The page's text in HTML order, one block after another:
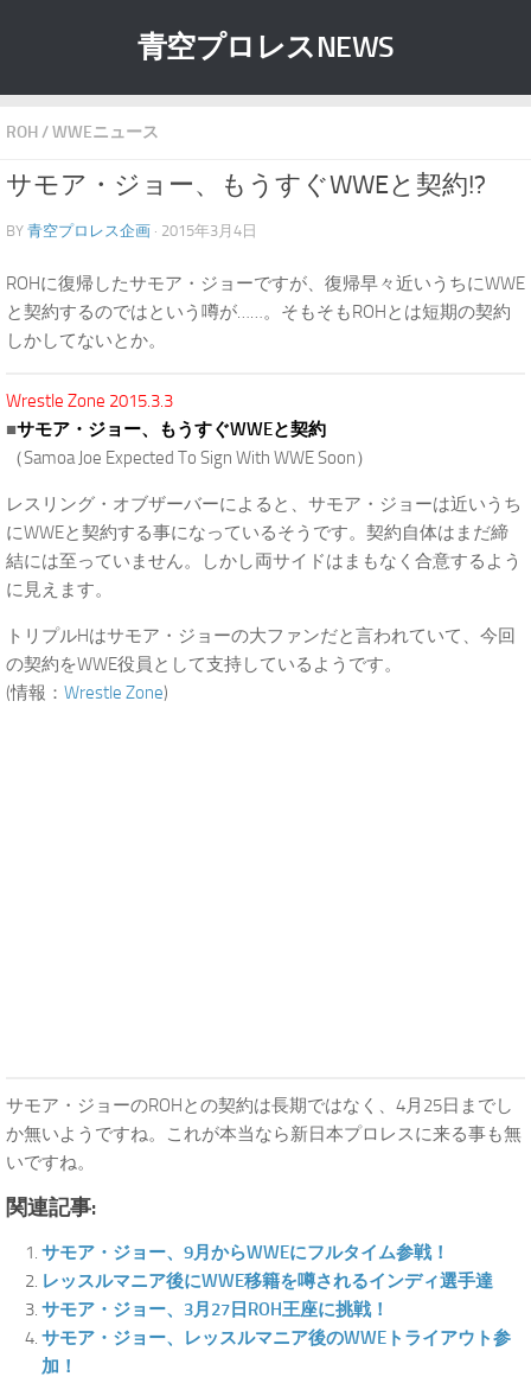
青空プロレスNEWS
ROH/WWEニュース
サモア・ジョー、もうすぐWWEと契約!?
BY 青空プロレス企画 · 2015年3月4日
ROHに復帰したサモア・ジョーですが、復帰早々近いうちにWWE
と契約するのではという噂が……。そもそもROHとは短期の契約
しかしてないとか。
Wrestle Zone 2015.3.3
■サモア・ジョー、もうすぐWWEと契約
（Samoa Joe Expected To Sign With WWE Soon）
レスリング・オブザーバーによると、サモア・ジョーは近いうち
にWWEと契約する事になっているそうです。契約自体はまだ締
結には至っていません。しかし両サイドはまもなく合意するよう
に見えます。
トリプルHはサモア・ジョーの大ファンだと言われていて、今回
の契約をWWE役員として支持しているようです。
(情報： Wrestle Zone)
サモア・ジョーのROHとの契約は長期ではなく、4月25日までし
か無いようですね。これが本当なら新日本プロレスに来る事も無
いですね。
関連記事:
サモア・ジョー、9月からWWEにフルタイム参戦！
レッスルマニア後にWWE移籍を噂されるインディ選手達
サモア・ジョー、3月27日ROH王座に挑戦！
サモア・ジョー、レッスルマニア後のWWEトライアウト参
加！